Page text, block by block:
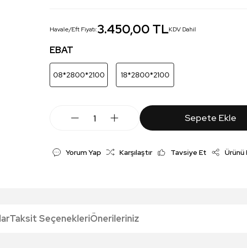
Havale/Eft Fiyatı:3.450,00 TLKDV Dahil
EBAT
08*2800*2100 18*2800*2100
Sepete Ekle
Yorum Yap Karşılaştır Tavsiye Et Ürünü
Taksit SeçenekleriÖnerileriniz